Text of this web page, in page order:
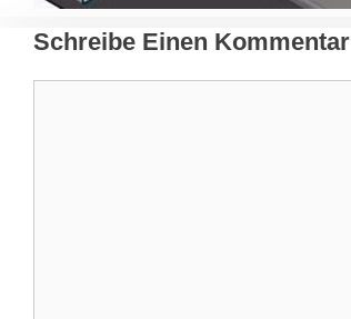
Schreibe Einen Kommentar